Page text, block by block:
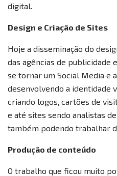
digital.
Design e Criação de Sites
Hoje a disseminação do
das agências de publicidade
se tornar um Social Media e
desenvolvendo a identidade
criando logos, cartões de
e até sites sendo analistas
também podendo trabalhar
Produção de conteúdo
O trabalho que ficou muito